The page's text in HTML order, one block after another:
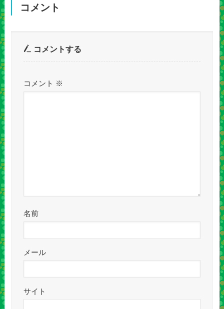
コメント
コメントする
コメント ※
名前
メール
サイト